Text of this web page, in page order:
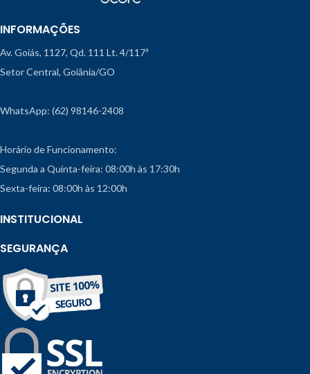
INFORMAÇÕES
Av. Goiás, 1127, Qd. 111 Lt. 4/117ª
Setor Central, Goiânia/GO
WhatsApp: (62) 98146-2408
Horário de Funcionamento:
Segunda a Quinta-feira: 08:00h às 17:30h
Sexta-feira: 08:00h às 12:00h
INSTITUCIONAL
SEGURANÇA